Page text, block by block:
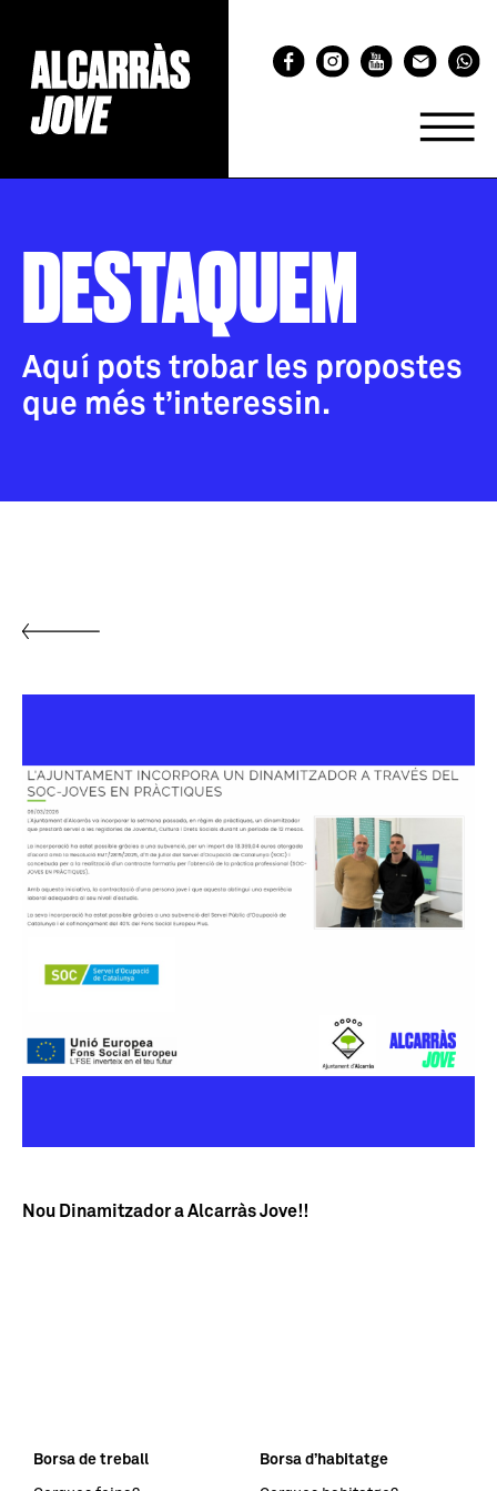
DESTAQUEM
Aquí pots trobar les propostes
que més t’interessin.
Nou Dinamitzador a Alcarràs Jove!!
Borsa de treball Borsa d’habitatge